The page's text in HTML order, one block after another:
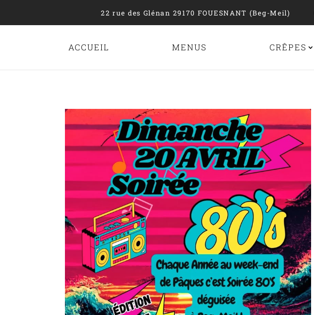
22 rue des Glénan 29170 FOUESNANT (Beg-Meil)
ACCUEIL MENUS CRÊPES